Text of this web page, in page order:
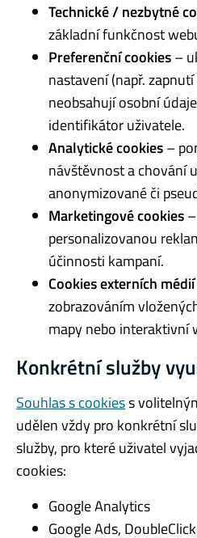
Technické / nezbytné
základní funkčnost
Preferenční cookies–
nastavení (např.
neobsahují osobní
identifikátor uživatele.
Analytické cookies–
návštěvnost a chování
anonymizované či
Marketingové cookies
personalizovanou
účinnosti kampaní.
Cookies externích médií
zobrazováním
mapy nebo interaktivní
Konkrétní služby
Souhlas s cookiess
udělen vždy pro konkrétní
služby, pro které uživatel
cookies:
Google Analytics
Google Ads, DoubleClick